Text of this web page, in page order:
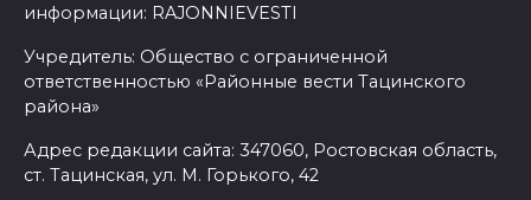
информации: RAJONNIEVESTI
Учредитель: Общество с ограниченной
ответственностью «Районные вести Тацинского
района»
Адрес редакции сайта: 347060, Ростовская область,
ст. Тацинская, ул. М. Горького, 42